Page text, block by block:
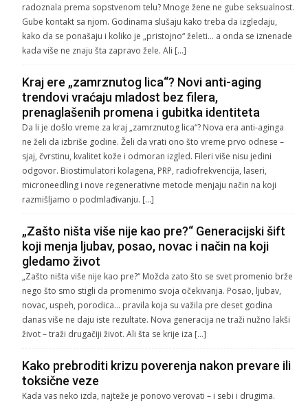
radoznala prema sopstvenom telu? Mnoge žene ne gube seksualnost.
Gube kontakt sa njom. Godinama slušaju kako treba da izgledaju,
kako da se ponašaju i koliko je „pristojno“ želeti… a onda se iznenade
kada više ne znaju šta zapravo žele. Ali […]
Kraj ere „zamrznutog lica“? Novi anti-aging
trendovi vraćaju mladost bez filera,
prenaglašenih promena i gubitka identiteta
Da li je došlo vreme za kraj „zamrznutog lica“? Nova era anti-aginga
ne želi da izbriše godine. Želi da vrati ono što vreme prvo odnese –
sjaj, čvrstinu, kvalitet kože i odmoran izgled. Fileri više nisu jedini
odgovor. Biostimulatori kolagena, PRP, radiofrekvencija, laseri,
microneedling i nove regenerativne metode menjaju način na koji
razmišljamo o podmlađivanju. […]
„Zašto ništa više nije kao pre?“ Generacijski šift
koji menja ljubav, posao, novac i način na koji
gledamo život
„Zašto ništa više nije kao pre?“ Možda zato što se svet promenio brže
nego što smo stigli da promenimo svoja očekivanja. Posao, ljubav,
novac, uspeh, porodica… pravila koja su važila pre deset godina
danas više ne daju iste rezultate. Nova generacija ne traži nužno lakši
život – traži drugačiji život. Ali šta se krije iza […]
Kako prebroditi krizu poverenja nakon prevare ili
toksične veze
Kada vas neko izda, najteže je ponovo verovati – i sebi i drugima.